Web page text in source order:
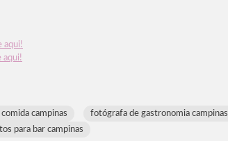
aqui!
aqui!
campinas fotógrafa de gastronomia campinas
para bar campinas